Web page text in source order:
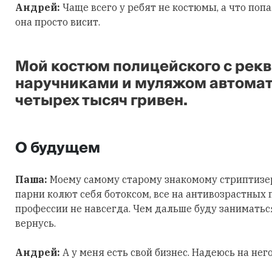
Андрей: Чаще всего у ребят не костюмы, а что
она просто висит.
Мой костюм полицейского с
наручниками и муляжом
четырех тысяч гривен.
О будущем
Паша: Моему самому старому знакомому
парни колют себя ботоксом, все на
профессии не навсегда. Чем дальше буду
вернусь.
Андрей: А у меня есть свой бизнес. Надеюсь на